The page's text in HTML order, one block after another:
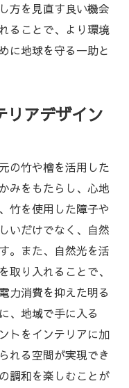
方を見直す良い機会
ることで、より環境
に地球を守る一助と
リアデザイン
の竹や檜を活用した
みをもたらし、心地
竹を使用した障子や
いだけでなく、自然
。また、自然光を活
取り入れることで、
力消費を抑えた明る
、地域で手に入る
トをインテリアに加
れる空間が実現でき
調和を楽しむことが